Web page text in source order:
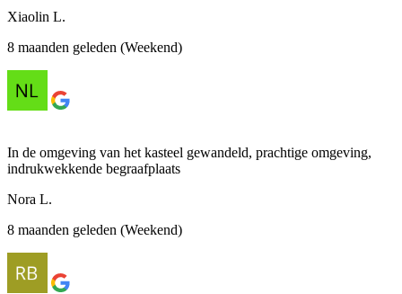
Xiaolin L.
8 maanden geleden (Weekend)
In de omgeving van het kasteel gewandeld, prachtige omgeving,
indrukwekkende begraafplaats
Nora L.
8 maanden geleden (Weekend)